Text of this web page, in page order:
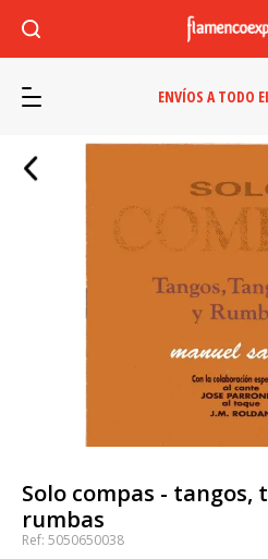
ENVÍOS A TODO
Solo compas - tangos,
rumbas
Ref: 5050650038